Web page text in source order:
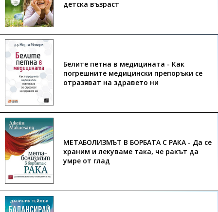
детска възраст
Белите петна в медицината - Как
погрешните медицински препоръки се
отразяват на здравето ни
МЕТАБОЛИЗМЪТ В БОРБАТА С РАКА - Да се
храним и лекуваме така, че ракът да
умре от глад